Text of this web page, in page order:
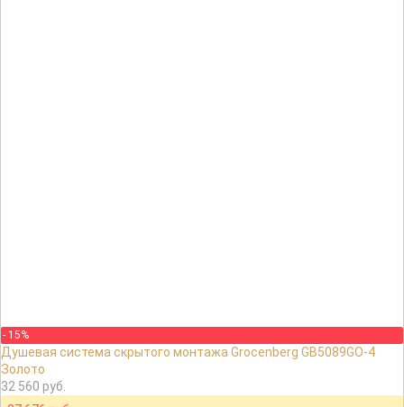
- 15%
Душевая система скрытого монтажа Grocenberg GB5089GO-4
Золото
32 560 руб.